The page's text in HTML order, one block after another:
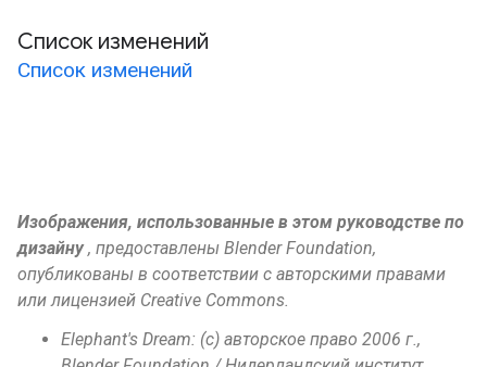
Список изменений
Список изменений
Изображения, использованные в этом руководстве по
дизайну, предоставлены Blender Foundation,
опубликованы в соответствии с авторскими правами
или лицензией Creative Commons.
Elephant's Dream: (c) авторское право 2006 г.,